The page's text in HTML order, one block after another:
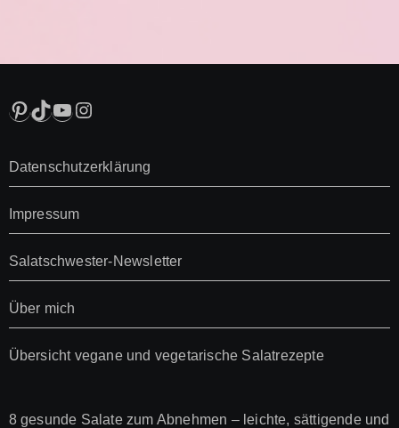
Pinterest
TikTok
YouTube
Instagram
Datenschutzerklärung
Impressum
Salatschwester-Newsletter
Über mich
Übersicht vegane und vegetarische Salatrezepte
8 gesunde Salate zum Abnehmen – leichte, sättigende und